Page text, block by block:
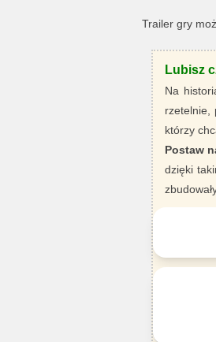
Trailer gry
Lubisz
Na
rzetelnie,
którzy
Postaw
dzięki